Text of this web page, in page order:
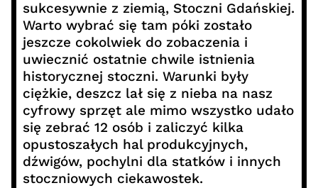
sukcesywnie z ziemią, Stoczni Gdańskiej.
Warto wybrać się tam póki zostało
jeszcze cokolwiek do zobaczenia i
uwiecznić ostatnie chwile istnienia
historycznej stoczni. Warunki były
ciężkie, deszcz lał się z nieba na nasz
cyfrowy sprzęt ale mimo wszystko udało
się zebrać 12 osób i zaliczyć kilka
opustoszałych hal produkcyjnych,
dźwigów, pochylni dla statków i innych
stoczniowych ciekawostek.